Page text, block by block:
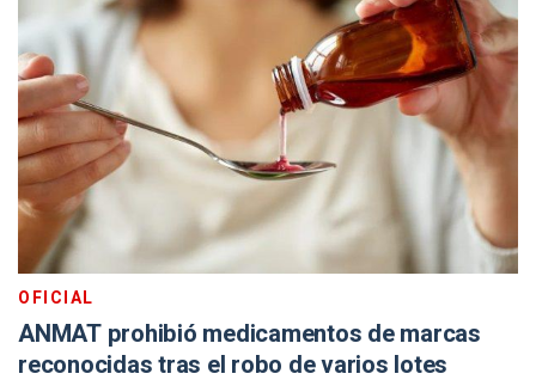
OFICIAL
ANMAT prohibió medicamentos de marcas
reconocidas tras el robo de varios lotes